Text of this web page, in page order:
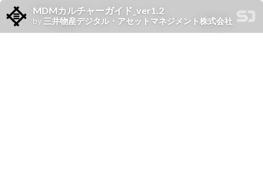
MDMカルチャーガイド_ver1.2
by 三井物産デジタル・アセットマネジメント株式会社